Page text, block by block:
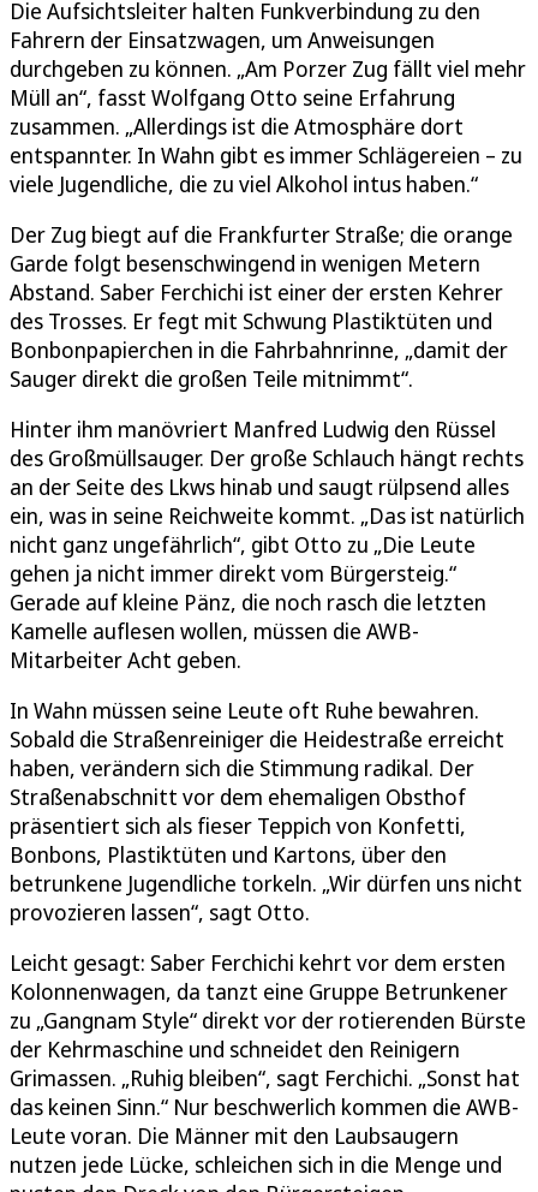
Die Aufsichtsleiter halten Funkverbindung zu den
Fahrern der Einsatzwagen, um Anweisungen
durchgeben zu können. „Am Porzer Zug fällt viel mehr
Müll an“, fasst Wolfgang Otto seine Erfahrung
zusammen. „Allerdings ist die Atmosphäre dort
entspannter. In Wahn gibt es immer Schlägereien – zu
viele Jugendliche, die zu viel Alkohol intus haben.“
Der Zug biegt auf die Frankfurter Straße; die orange
Garde folgt besenschwingend in wenigen Metern
Abstand. Saber Ferchichi ist einer der ersten Kehrer
des Trosses. Er fegt mit Schwung Plastiktüten und
Bonbonpapierchen in die Fahrbahnrinne, „damit der
Sauger direkt die großen Teile mitnimmt“.
Hinter ihm manövriert Manfred Ludwig den Rüssel
des Großmüllsauger. Der große Schlauch hängt rechts
an der Seite des Lkws hinab und saugt rülpsend alles
ein, was in seine Reichweite kommt. „Das ist natürlich
nicht ganz ungefährlich“, gibt Otto zu „Die Leute
gehen ja nicht immer direkt vom Bürgersteig.“
Gerade auf kleine Pänz, die noch rasch die letzten
Kamelle auflesen wollen, müssen die AWB-
Mitarbeiter Acht geben.
In Wahn müssen seine Leute oft Ruhe bewahren.
Sobald die Straßenreiniger die Heidestraße erreicht
haben, verändern sich die Stimmung radikal. Der
Straßenabschnitt vor dem ehemaligen Obsthof
präsentiert sich als fieser Teppich von Konfetti,
Bonbons, Plastiktüten und Kartons, über den
betrunkene Jugendliche torkeln. „Wir dürfen uns nicht
provozieren lassen“, sagt Otto.
Leicht gesagt: Saber Ferchichi kehrt vor dem ersten
Kolonnenwagen, da tanzt eine Gruppe Betrunkener
zu „Gangnam Style“ direkt vor der rotierenden Bürste
der Kehrmaschine und schneidet den Reinigern
Grimassen. „Ruhig bleiben“, sagt Ferchichi. „Sonst hat
das keinen Sinn.“ Nur beschwerlich kommen die AWB-
Leute voran. Die Männer mit den Laubsaugern
nutzen jede Lücke, schleichen sich in die Menge und